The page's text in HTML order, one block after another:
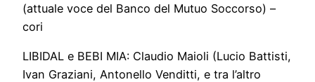
(attuale voce del Banco del Mutuo Soccorso) –
cori
LIBIDAL e BEBI MIA: Claudio Maioli (Lucio Battisti,
Ivan Graziani, Antonello Venditti, e tra l’altro